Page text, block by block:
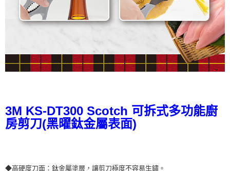
3M KS-DT300 Scotch 可拆式多功能廚
房剪刀(黑曜鈦金屬表面)
◆高硬度刀面：鈦金屬塗層，讓剪刀極度不容易生鏽。